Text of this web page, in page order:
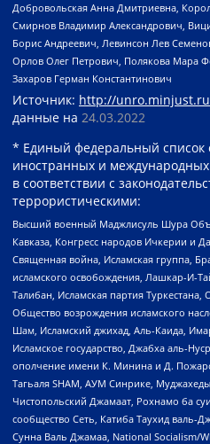
Добровольская Анна Дмитриевна,
Смирнов Владимир Александрович,
Борис Андреевич, Левинсон Лев
Орлов Олег Петрович, Полякова Мара
Захаров Герман Константинович
Источник: http://
данные на 24.03.2022
* Единый федеральный список
иностранных и
в соответствии с
террористическими:
Высший военный Маджлисуль Шура
Кавказа, Конгресс народов Ичкерии и
Священная война, Исламская группа,
исламского освобождения, Лашкар-И-
Талибан, Исламская партия
Общество возрождения исламского
Шам, Исламский джихад, Аль-Каида,
Исламское государство, Джабха аль-
ополчение имени К. Минина и Д.
Тагьаля SHAM, АУМ Синрике,
Чистопольский Джамаат, Рохнамо ба
сообщество Сеть, Катиба Таухид
Сунна Валь Джамаа, National Socialism/